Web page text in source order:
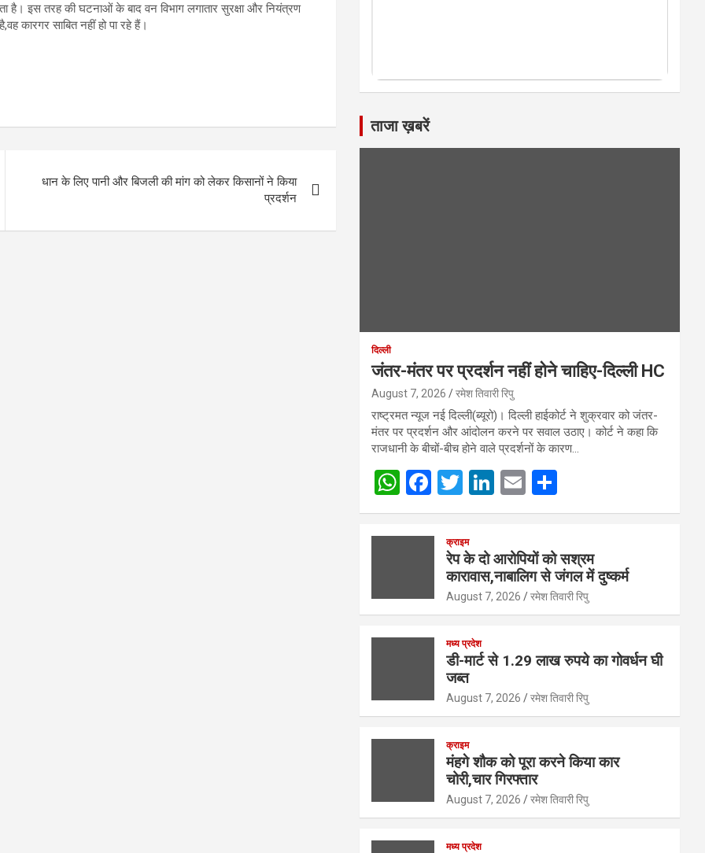
इस तरह की घटनाओं के बाद वन विभाग लगातार सुरक्षा और नियंत्रण
कारगर साबित नहीं हो पा रहे हैं।
धान के लिए पानी और बिजली की मांग को लेकर किसानों ने किया
प्रदर्शन
ताजा ख़बरें
दिल्ली
जंतर-मंतर पर प्रदर्शन नहीं होने चाहिए-दिल्ली HC
August 7, 2026 रमेश तिवारी रिपु
राष्ट्रमत न्यूज नई दिल्ली(ब्यूरो)। दिल्ली हाईकोर्ट ने शुक्रवार को जंतर-
मंतर पर प्रदर्शन और आंदोलन करने पर सवाल उठाए। कोर्ट ने कहा कि
राजधानी के बीचों-बीच होने वाले प्रदर्शनों के कारण…
W
h
at
p
p
F
a
ce
o
k
T
wi
tt
er
Li
n
dI
n
E
m h
e
क्राइम
रेप के दो आरोपियों को सश्रम
कारावास,नाबालिग से जंगल में दुष्कर्म
August 7, 2026 रमेश तिवारी रिपु
मध्य प्रदेश
डी-मार्ट से 1.29 लाख रुपये का गोवर्धन घी
जब्त
August 7, 2026 रमेश तिवारी रिपु
क्राइम
मंहगे शौक को पूरा करने किया कार
चोरी,चार गिरफ्तार
August 7, 2026 रमेश तिवारी रिपु
मध्य प्रदेश